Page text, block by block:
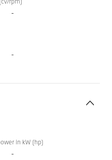
-
-
in kW (hp)
-